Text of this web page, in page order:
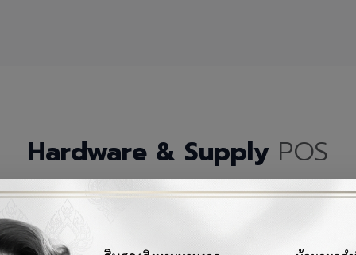
Hardware & Supply POS
ณ์เครื่องมือฮาร์ดแวร์และวัสดุสิ้นเปลืองคุณภาพสูงสำหรับระบบ